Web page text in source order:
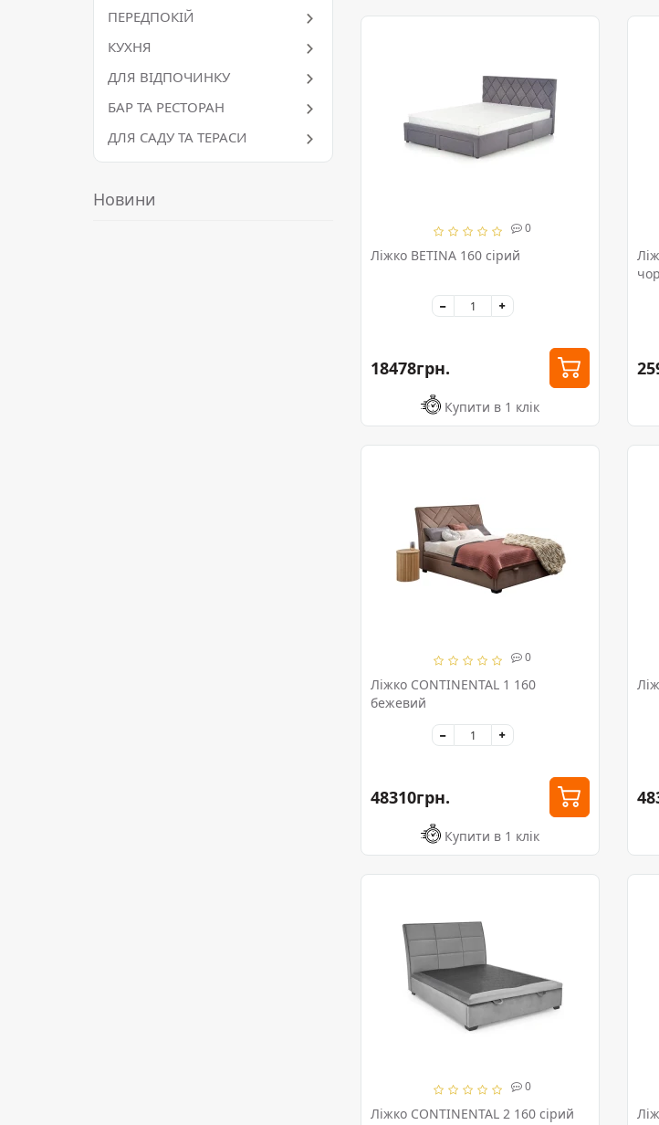
ПЕРЕДПОКІЙ
КУХНЯ
ДЛЯ ВІДПОЧИНКУ
БАР ТА РЕСТОРАН
ДЛЯ САДУ ТА ТЕРАСИ
Новини
0
Ліжко BETINA 160 сірий
18478грн.
Купити в 1 клік
0
Ліжко CONTINENTAL 1 160
бежевий
48310грн.
Купити в 1 клік
0
Ліжко CONTINENTAL 2 160 сірий